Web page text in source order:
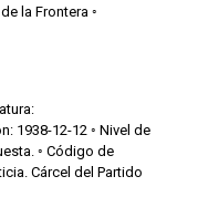
la Frontera ◦
1938-12-12 ◦ Nivel de
◦ Código de
Cárcel del Partido